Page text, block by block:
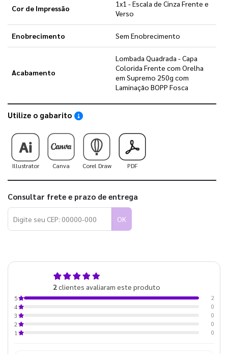
Cor de Impressão
1x1 - Escala de Cinza Frente e
Verso
Enobrecimento Sem Enobrecimento
Acabamento
Lombada Quadrada - Capa
Colorida Frente com Orelha
em Supremo 250g com
Laminação BOPP Fosca
Utilize o gabarito Saiba como utilizar os nossos gabaritos
Illustrator Canva Corel Draw PDF
Consultar frete e prazo de entrega
OK
2clientes avaliaram este produto
5
2
4
0
3
0
2
0
1
0